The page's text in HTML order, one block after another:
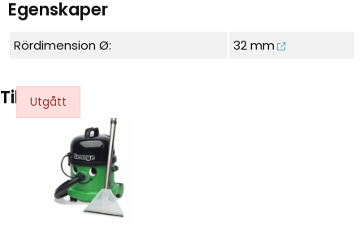
Egenskaper
Rördimension Ø: 32 mm
Tillbehör